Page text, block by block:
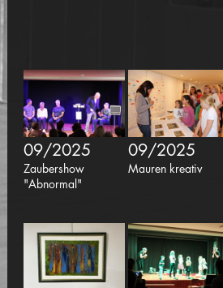
09/2025
Zaubershow
"Abnormal"
09/2025
Mauren kreativ